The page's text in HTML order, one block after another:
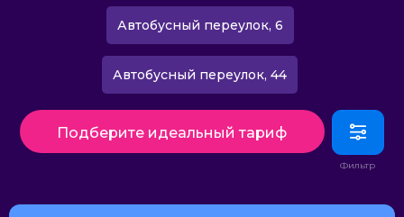
Автобусный переулок, 6
Автобусный переулок, 44
Подберите идеальный тариф